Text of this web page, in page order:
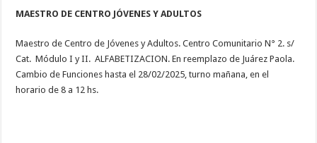
MAESTRO DE CENTRO JÓVENES Y ADULTOS
Maestro de Centro de Jóvenes y Adultos. Centro Comunitario N° 2. s/
Cat. Módulo I y II. ALFABETIZACION. En reemplazo de Juárez Paola.
Cambio de Funciones hasta el 28/02/2025, turno mañana, en el
horario de 8 a 12 hs.